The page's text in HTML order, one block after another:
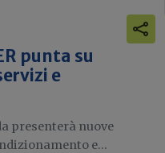
punta su
e
presenterà nuove
e...